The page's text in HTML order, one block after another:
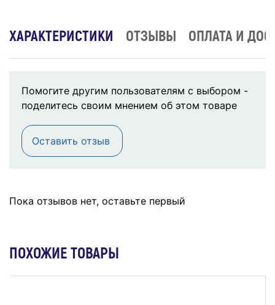
ХАРАКТЕРИСТИКИ ОТЗЫВЫ ОПЛАТА И
Помогите другим пользователям с выбором -
поделитесь своим мнением об этом товаре
Оставить отзыв
Пока отзывов нет, оставьте первый
ПОХОЖИЕ ТОВАРЫ